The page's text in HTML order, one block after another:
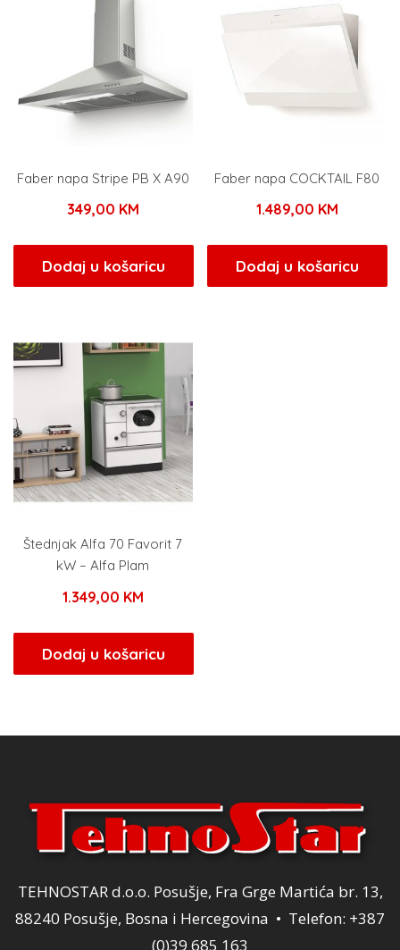
Faber napa Stripe PB X A90
349,00 KM
Dodaj u košaricu
Faber napa COCKTAIL F80
1.489,00 KM
Dodaj u košaricu
Štednjak Alfa 70 Favorit 7
kW – Alfa Plam
1.349,00 KM
Dodaj u košaricu
TEHNOSTAR d.o.o. Posušje, Fra Grge Martića br. 13,
88240 Posušje, Bosna i Hercegovina • Telefon: +387
(0)39 685 163